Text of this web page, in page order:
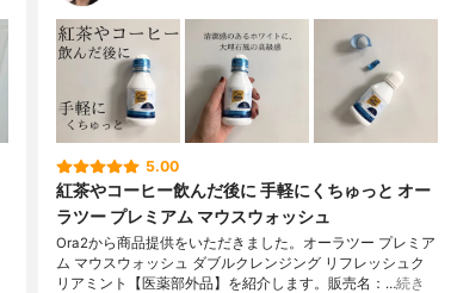
5.00
紅茶やコーヒー飲んだ後に 手軽にくちゅっと オー
ラツー プレミアム マウスウォッシュ
Ora2から商品提供をいただきました。オーラツー プレミア
ム マウスウォッシュ ダブルクレンジング リフレッシュク
リアミント【医薬部外品】を紹介します。販売名：…続き